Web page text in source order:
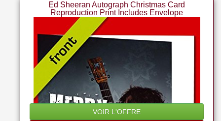
Ed Sheeran Autograph Christmas Card
Reproduction Print Includes Envelope
VOIR L'OFFRE